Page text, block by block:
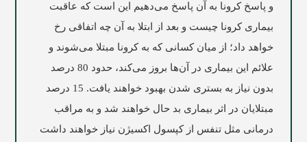
و پاسخ کرونا به آن پاسخ می‌دهیم این است که عاقبت
بیماری کرونا چیست و بعد از ابتلا به آن چه اتفاقی رخ
خواهد داد؛ از میان کسانی که به کرونا مبتلا می‌شوند و
علائم این بیماری در آن‌ها بروز می‌کند، حدود 80 درصد
بدون نیاز به بستری شدن بهبود خواهند یافت. 15 درصد
مبتلایان در اثر بیماری بد حال خواهند شد و به مراقب
درمانی مثل تنفس از کپسول اکسیژن نیاز خواهند داشت